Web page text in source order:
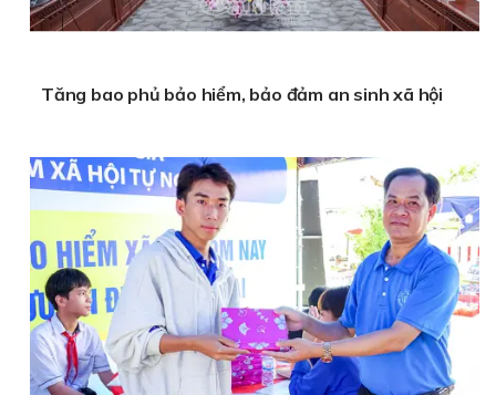
Tăng bao phủ bảo hiểm, bảo đảm an sinh xã hội